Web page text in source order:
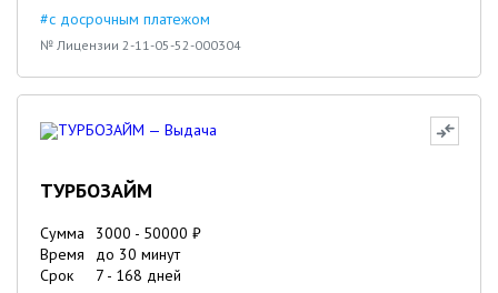
#с досрочным платежом
№ Лицензии 2-11-05-52-000304
ТУРБОЗАЙМ
Сумма 3000 - 50000 ₽
Время
до 30 минут
Срок
7 - 168 дней